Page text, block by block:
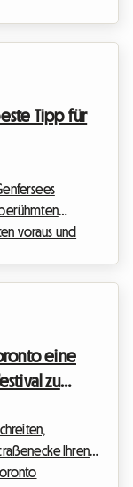
Tipp für
voraus und
Kostenpunkt
eine
zu
Ihren